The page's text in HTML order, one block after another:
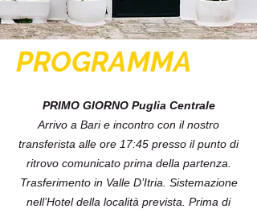
PROGRAMMA
PRIMO GIORNO Puglia Centrale
Arrivo a Bari e incontro con il nostro
transferista alle ore 17:45 presso il punto di
ritrovo comunicato prima della partenza.
Trasferimento in Valle D’Itria. Sistemazione
nell’Hotel della località prevista. Prima di